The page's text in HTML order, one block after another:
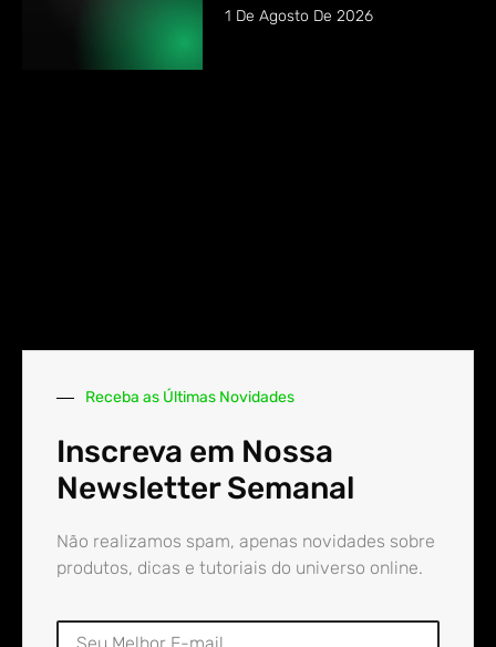
1 De Agosto De 2026
Receba as Últimas Novidades
Inscreva em Nossa
Newsletter Semanal
Não realizamos spam, apenas novidades sobre
produtos, dicas e tutoriais do universo online.